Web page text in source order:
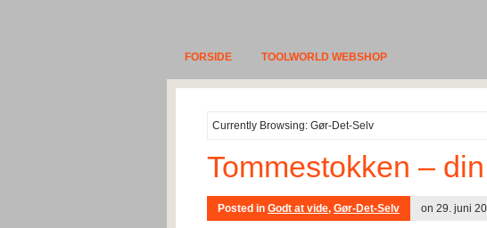
FORSIDE TOOLWORLD WEBSHOP
Currently Browsing: Gør-Det-Selv
Tommestokken –
Posted in Godt at vide, Gør-Det-Selv on 29. juni